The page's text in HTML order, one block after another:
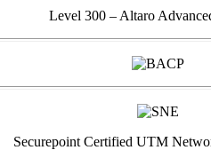
Level 300 – Altaro
Securepoint Certified UTM